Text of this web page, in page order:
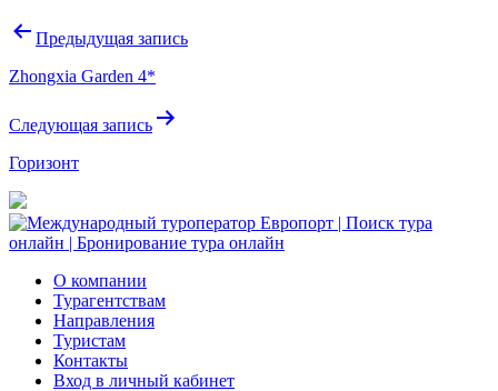
Навигация
записям
Предыдущая запись
Zhongxia Garden 4*
Следующая запись
Горизонт
О компании
Турагентствам
Направления
Туристам
Контакты
Вход в личный кабинет